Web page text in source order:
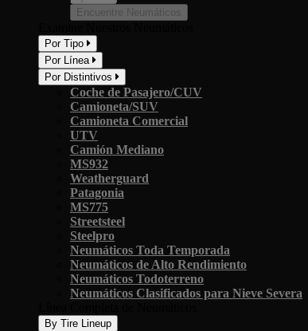
Encuentre Neumáticos
Por Tipo
Por Línea
Por Distintivos
Coche de Pasajero/CUV
Camioneta/SUV
Camioneta Comercial
UTV
Camión Mediano
MS932
Weatherguard
Patagonia
MS775
Streetsteel
Steelpro
Neumáticos Toda Temporada
Neumáticos de Alto Rendimiento
Neumáticos Todoterreno
Neumáticos Clasificados para Nieve Severa
By Tire Lineup